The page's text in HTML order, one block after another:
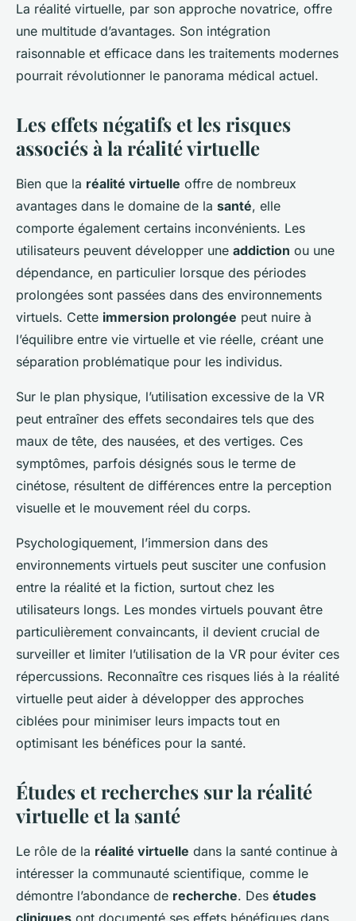
La réalité virtuelle, par son approche novatrice, offre
une multitude d’avantages. Son intégration
raisonnable et efficace dans les traitements modernes
pourrait révolutionner le panorama médical actuel.
Les effets négatifs et les risques
associés à la réalité virtuelle
Bien que la réalité virtuelle offre de nombreux
avantages dans le domaine de la santé, elle
comporte également certains inconvénients. Les
utilisateurs peuvent développer une addiction ou une
dépendance, en particulier lorsque des périodes
prolongées sont passées dans des environnements
virtuels. Cette immersion prolongée peut nuire à
l’équilibre entre vie virtuelle et vie réelle, créant une
séparation problématique pour les individus.
Sur le plan physique, l’utilisation excessive de la VR
peut entraîner des effets secondaires tels que des
maux de tête, des nausées, et des vertiges. Ces
symptômes, parfois désignés sous le terme de
cinétose, résultent de différences entre la perception
visuelle et le mouvement réel du corps.
Psychologiquement, l’immersion dans des
environnements virtuels peut susciter une confusion
entre la réalité et la fiction, surtout chez les
utilisateurs longs. Les mondes virtuels pouvant être
particulièrement convaincants, il devient crucial de
surveiller et limiter l’utilisation de la VR pour éviter ces
répercussions. Reconnaître ces risques liés à la réalité
virtuelle peut aider à développer des approches
ciblées pour minimiser leurs impacts tout en
optimisant les bénéfices pour la santé.
Études et recherches sur la réalité
virtuelle et la santé
Le rôle de la réalité virtuelle dans la santé continue à
intéresser la communauté scientifique, comme le
démontre l’abondance de recherche. Des études